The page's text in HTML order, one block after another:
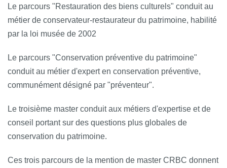
Le parcours "Restauration des biens culturels" conduit au
métier de conservateur-restaurateur du patrimoine, habilité
par la loi musée de 2002
Le parcours "Conservation préventive du patrimoine"
conduit au métier d'expert en conservation préventive,
communément désigné par "préventeur".
Le troisième master conduit aux métiers d'expertise et de
conseil portant sur des questions plus globales de
conservation du patrimoine.
Ces trois parcours de la mention de master CRBC donnent